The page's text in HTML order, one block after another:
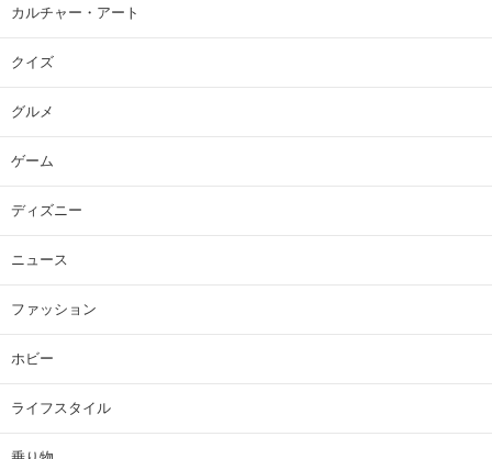
カルチャー・アート
クイズ
グルメ
ゲーム
ディズニー
ニュース
ファッション
ホビー
ライフスタイル